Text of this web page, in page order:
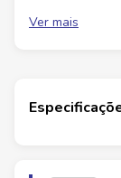
Sabor
Qualidade
garanta o seu
Ver mais